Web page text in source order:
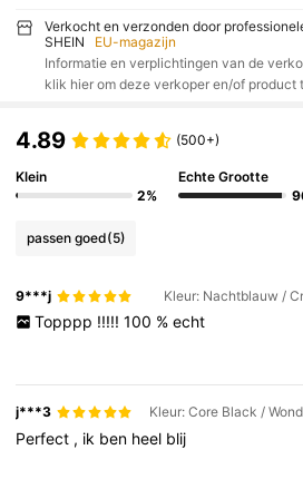
Verkocht en verzonden door
SHEIN
EU-magazijn
Informatie en verplichtingen van de
klik hier om deze verkoper en/of product
4.89 (500+)
Klein
2%
Echte Grootte
passen goed(5)
9***j Kleur: Nachtblauw /
Topppp !!!!! 100 % echt
j***3
Perfect , ik ben heel blij